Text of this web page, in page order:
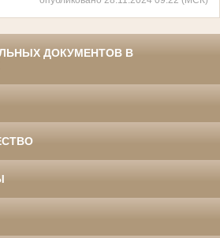
ДОКУМЕНТОВ В